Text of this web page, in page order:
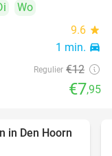
Wo
9.6 star
1 min. directions_car
Regulier €12
€7,95
43%
in Den Hoorn